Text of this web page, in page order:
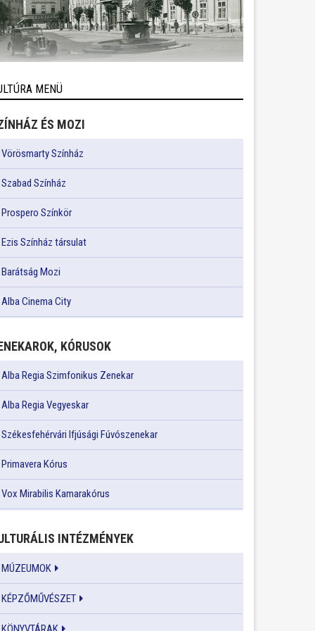
MENÜ
ÉS MOZI
Vörösmarty Színház
Szabad Színház
Prospero Színkör
Ezis Színház társulat
Barátság Mozi
Alba Cinema City
KÓRUSOK
Alba Regia Szimfonikus Zenekar
Alba Regia Vegyeskar
Székesfehérvári Ifjúsági Fúvószenekar
Primavera Kórus
Vox Mirabilis Kamarakórus
INTÉZMÉNYEK
MÚZEUMOK
KÉPZŐMŰVÉSZET